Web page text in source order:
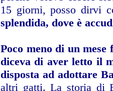
15 giorni, posso dirvi
splendida, dove è
Poco meno di un
diceva di aver letto il
disposta ad adottare
altri gatti. La storia di